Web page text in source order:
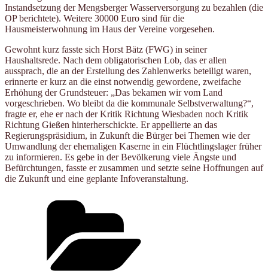
Instandsetzung der Mengsberger Wasserversorgung zu bezahlen (die
OP berichtete). Weitere 30000 Euro sind für die
Hausmeisterwohnung im Haus der Vereine vorgesehen.
Gewohnt kurz fasste sich Horst Bätz (FWG) in seiner
Haushaltsrede. Nach dem obligatorischen Lob, das er allen
aussprach, die an der Erstellung des Zahlenwerks beteiligt waren,
erinnerte er kurz an die einst notwendig gewordene, zweifache
Erhöhung der Grundsteuer: „Das bekamen wir vom Land
vorgeschrieben. Wo bleibt da die kommunale Selbstverwaltung?“,
fragte er, ehe er nach der Kritik Richtung Wiesbaden noch Kritik
Richtung Gießen hinterherschickte. Er appellierte an das
Regierungspräsidium, in Zukunft die Bürger bei Themen wie der
Umwandlung der ehemaligen Kaserne in ein Flüchtlingslager früher
zu informieren. Es gebe in der Bevölkerung viele Ängste und
Befürchtungen, fasste er zusammen und setzte seine Hoffnungen auf
die Zukunft und eine geplante Infoveranstaltung.